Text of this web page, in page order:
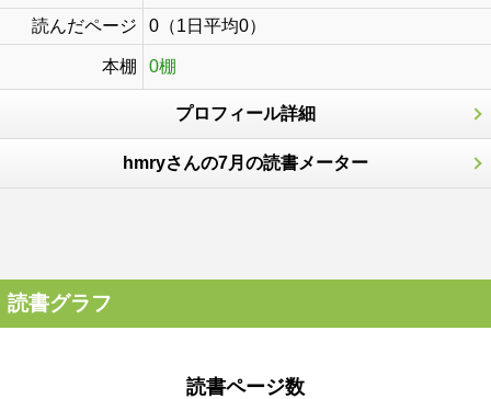
読んだページ
0（1日平均0）
本棚 0棚
プロフィール詳細
hmryさんの7月の読書メーター
読書グラフ
読書ページ数